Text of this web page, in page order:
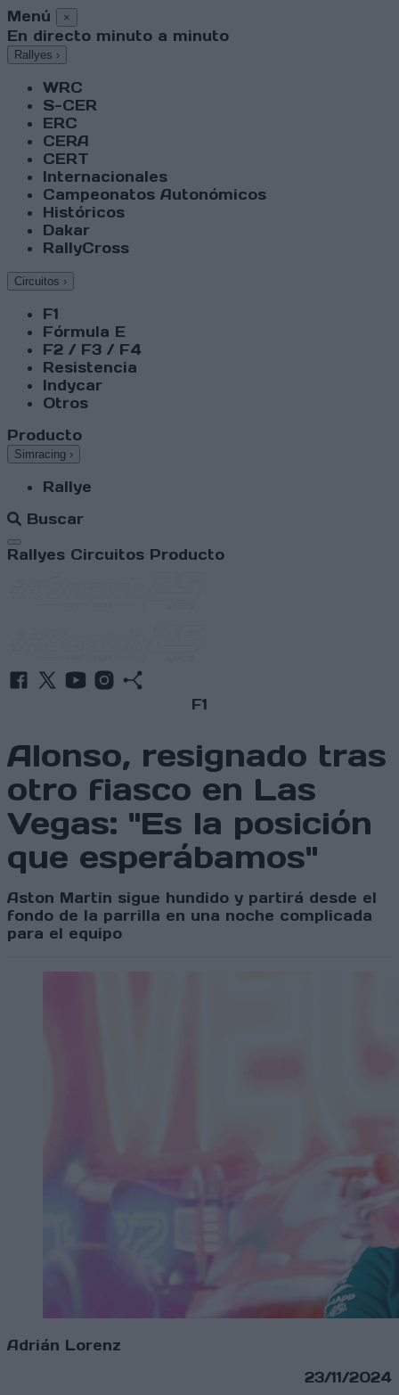
Menú ×
En directo minuto a minuto
Rallyes ›
WRC
S-CER
ERC
CERA
CERT
Internacionales
Campeonatos Autonómicos
Históricos
Dakar
RallyCross
Circuitos ›
F1
Fórmula E
F2 / F3 / F4
Resistencia
Indycar
Otros
Producto
Simracing ›
Rallye
Buscar
Abrir menú
Rallyes Circuitos Producto
F1
Alonso, resignado tras
otro fiasco en Las
Vegas: "Es la posición
que esperábamos"
Aston Martin sigue hundido y partirá desde el
fondo de la parrilla en una noche complicada
para el equipo
Adrián Lorenz
23/11/2024